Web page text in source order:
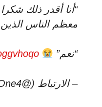
“أنا أقدر ذلك
معظم الناس
“نعم”
– الارتباط (@ZyOne4)